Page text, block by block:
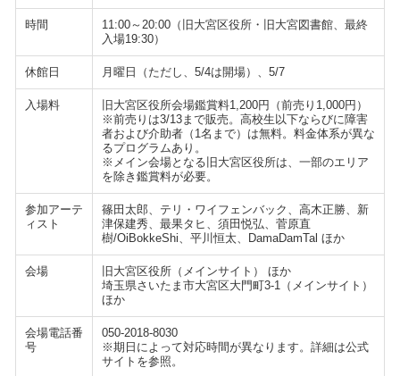
時間
11:00～20:00（旧大宮区役所・旧大宮図書館、最終
入場19:30）
休館日 月曜日（ただし、5/4は開場）、5/7
入場料
旧大宮区役所会場鑑賞料1,200円（前売り1,000円）
※前売りは3/13まで販売。高校生以下ならびに障害
者および介助者（1名まで）は無料。料金体系が異な
るプログラムあり。
※メイン会場となる旧大宮区役所は、一部のエリア
を除き鑑賞料が必要。
参加アーテ
ィスト
篠田太郎、テリ・ワイフェンバック、高木正勝、新
津保建秀、最果タヒ、須田悦弘、菅原直
樹/OiBokkeShi、平川恒太、DamaDamTal ほか
会場
旧大宮区役所（メインサイト） ほか
埼玉県さいたま市大宮区大門町3-1（メインサイト）
ほか
会場電話番
号
050-2018-8030
※期日によって対応時間が異なります。詳細は公式
サイトを参照。